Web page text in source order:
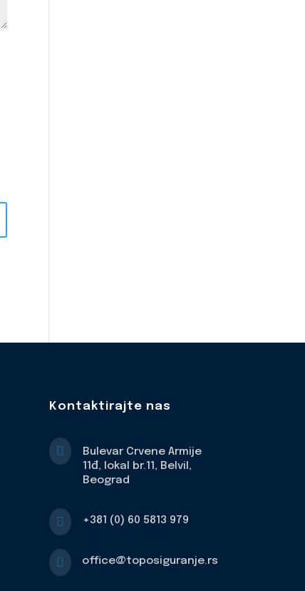
Kontaktirajte nas

Bulevar Crvene Armije
11đ, lokal br.11, Belvil,
Beograd
 +381 (0) 60 5813 979
 office@toposiguranje.rs